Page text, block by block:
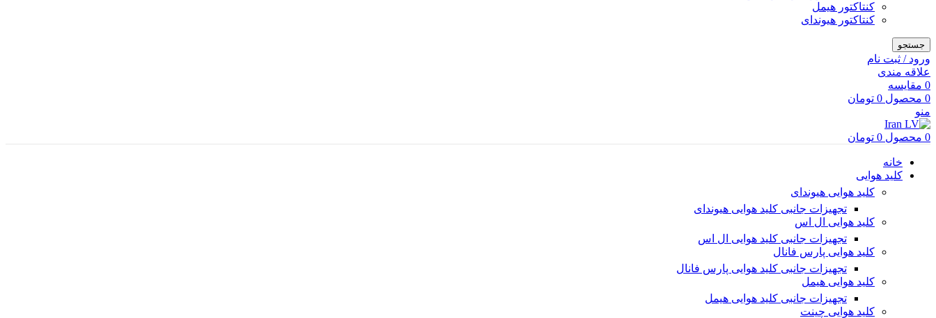
کنتاکتور هیمل
کنتاکتور هیوندای
جستجو
ورود / ثبت نام
علاقه مندی
0 مقایسه
0 محصول 0 تومان
منو
0 محصول 0 تومان
خانه
کلید هوایی
کلید هوایی هیوندای
تجهیزات جانبی کلید هوایی هیوندای
کلید هوایی ال اس
تجهیزات جانبی کلید هوایی ال اس
کلید هوایی پارس فانال
تجهیزات جانبی کلید هوایی پارس فانال
کلید هوایی هیمل
تجهیزات جانبی کلید هوایی هیمل
کلید هوایی چینت